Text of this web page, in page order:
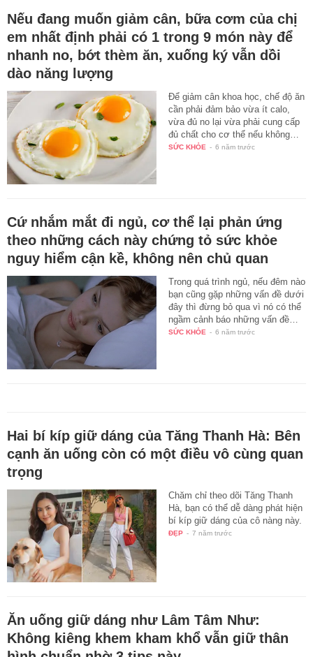
Nếu đang muốn giảm cân, bữa cơm của chị
em nhất định phải có 1 trong 9 món này để
nhanh no, bớt thèm ăn, xuống ký vẫn dồi
dào năng lượng
Để giảm cân khoa học, chế độ ăn
cần phải đảm bảo vừa ít calo,
vừa đủ no lại vừa phải cung cấp
đủ chất cho cơ thể nếu không…
SỨC KHỎE - 6 năm trước
Cứ nhắm mắt đi ngủ, cơ thể lại phản ứng
theo những cách này chứng tỏ sức khỏe
nguy hiểm cận kề, không nên chủ quan
Trong quá trình ngủ, nếu đêm nào
bạn cũng gặp những vấn đề dưới
đây thì đừng bỏ qua vì nó có thể
ngầm cảnh báo những vấn đề…
SỨC KHỎE - 6 năm trước
Hai bí kíp giữ dáng của Tăng Thanh Hà: Bên
cạnh ăn uống còn có một điều vô cùng quan
trọng
Chăm chỉ theo dõi Tăng Thanh
Hà, bạn có thể dễ dàng phát hiện
bí kíp giữ dáng của cô nàng này.
ĐẸP - 7 năm trước
Ăn uống giữ dáng như Lâm Tâm Như:
Không kiêng khem kham khổ vẫn giữ thân